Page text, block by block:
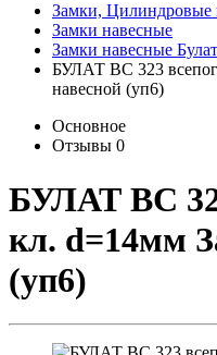
Замки, Цилиндровые
Замки навесные
Замки навесные Булат
БУЛАТ ВС 323
навесной (уп6)
Основное
Отзывы 0
БУЛАТ ВС
кл. d=14мм
(уп6)